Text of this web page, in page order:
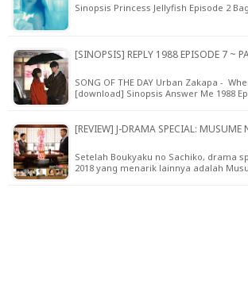
Sinopsis Princess Jellyfish Episode 2
[SINOPSIS] REPLY 1988 EPISODE 7 ~
SONG OF THE DAY Urban Zakapa -
[download] Sinopsis Answer Me 1988
[REVIEW] J-DRAMA SPECIAL: MUSUME
Setelah Boukyaku no Sachiko, drama
2018 yang menarik lainnya adalah